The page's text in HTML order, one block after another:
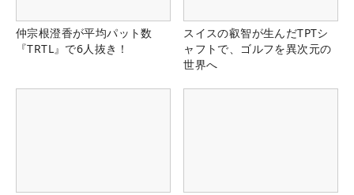
仲宗根澄香が平均パット数
『TRTL』で6人抜き！
スイスの叡智が生んだTPTシ
ャフトで、ゴルフを異次元の
世界へ